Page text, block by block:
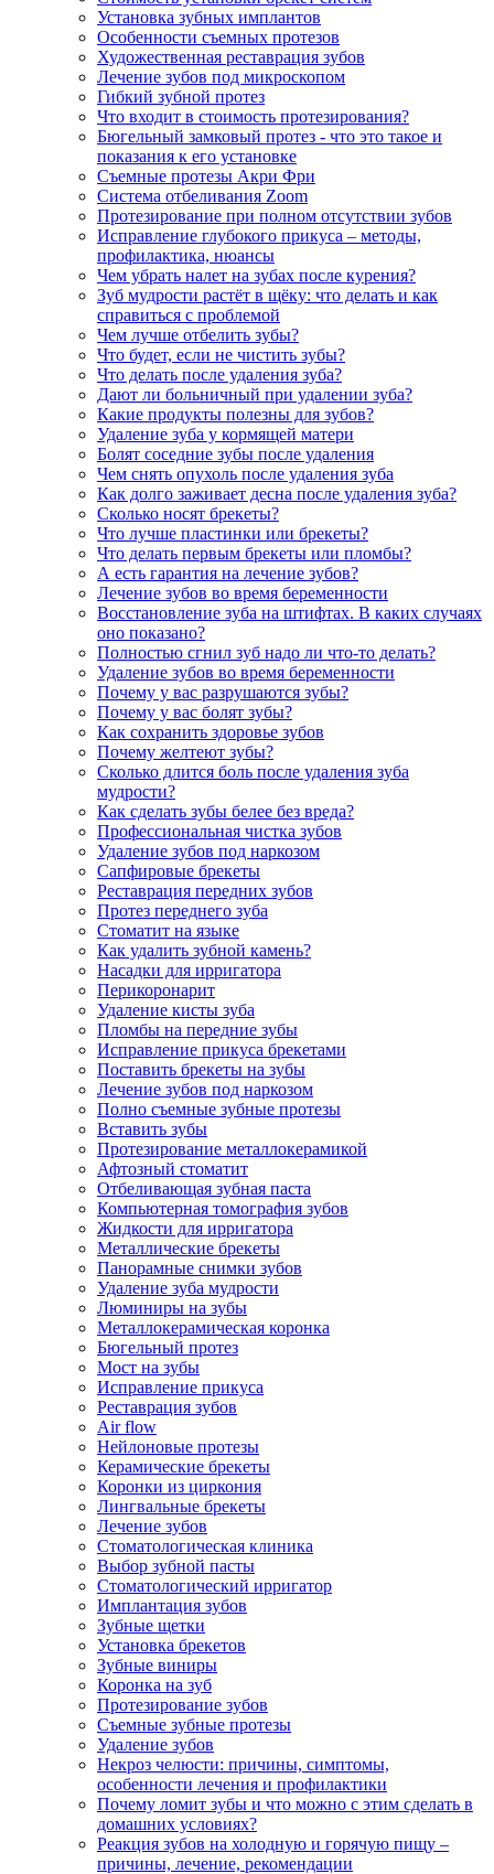
Установка зубных имплантов
Особенности съемных протезов
Художественная реставрация зубов
Лечение зубов под микроскопом
Гибкий зубной протез
Что входит в стоимость протезирования?
Бюгельный замковый протез - что это такое и
показания к его установке
Съемные протезы Акри Фри
Система отбеливания Zoom
Протезирование при полном отсутствии зубов
Исправление глубокого прикуса – методы,
профилактика, нюансы
Чем убрать налет на зубах после курения?
Зуб мудрости растёт в щёку: что делать и как
справиться с проблемой
Чем лучше отбелить зубы?
Что будет, если не чистить зубы?
Что делать после удаления зуба?
Дают ли больничный при удалении зуба?
Какие продукты полезны для зубов?
Удаление зуба у кормящей матери
Болят соседние зубы после удаления
Чем снять опухоль после удаления зуба
Как долго заживает десна после удаления зуба?
Сколько носят брекеты?
Что лучше пластинки или брекеты?
Что делать первым брекеты или пломбы?
А есть гарантия на лечение зубов?
Лечение зубов во время беременности
Восстановление зуба на штифтах. В каких случаях
оно показано?
Полностью сгнил зуб надо ли что-то делать?
Удаление зубов во время беременности
Почему у вас разрушаются зубы?
Почему у вас болят зубы?
Как сохранить здоровье зубов
Почему желтеют зубы?
Сколько длится боль после удаления зуба
мудрости?
Как сделать зубы белее без вреда?
Профессиональная чистка зубов
Удаление зубов под наркозом
Сапфировые брекеты
Реставрация передних зубов
Протез переднего зуба
Стоматит на языке
Как удалить зубной камень?
Насадки для ирригатора
Перикоронарит
Удаление кисты зуба
Пломбы на передние зубы
Исправление прикуса брекетами
Поставить брекеты на зубы
Лечение зубов под наркозом
Полно съемные зубные протезы
Вставить зубы
Протезирование металлокерамикой
Афтозный стоматит
Отбеливающая зубная паста
Компьютерная томография зубов
Жидкости для ирригатора
Металлические брекеты
Панорамные снимки зубов
Удаление зуба мудрости
Люминиры на зубы
Металлокерамическая коронка
Бюгельный протез
Мост на зубы
Исправление прикуса
Реставрация зубов
Air flow
Нейлоновые протезы
Керамические брекеты
Коронки из циркония
Лингвальные брекеты
Лечение зубов
Стоматологическая клиника
Выбор зубной пасты
Стоматологический ирригатор
Имплантация зубов
Зубные щетки
Установка брекетов
Зубные виниры
Коронка на зуб
Протезирование зубов
Съемные зубные протезы
Удаление зубов
Некроз челюсти: причины, симптомы,
особенности лечения и профилактики
Почему ломит зубы и что можно с этим сделать в
домашних условиях?
Реакция зубов на холодную и горячую пищу –
причины, лечение, рекомендации